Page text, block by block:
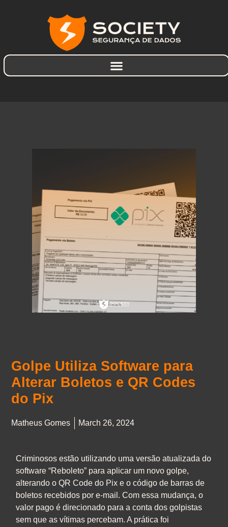
Golpe Utiliza Software para
Alterar Boletos e QR Codes
do Pix
Matheus Gomes March 26, 2024
Criminosos estão utilizando uma versão atualizada do
software “Reboleto” para aplicar um novo golpe,
alterando o QR Code do Pix e o código de barras de
boletos recebidos por e-mail. Com essa mudança, o
valor pago é direcionado para a conta dos golpistas
sem que as vítimas percebam. A prática foi